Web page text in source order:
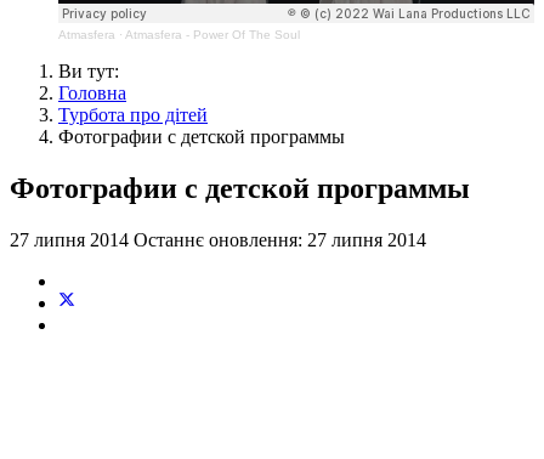
Atmasfera · Atmasfera - Power Of The Soul
Ви тут:
Головна
Турбота про дітей
Фотографии с детской программы
Фотографии с детской программы
27 липня 2014 Останнє оновлення: 27 липня 2014